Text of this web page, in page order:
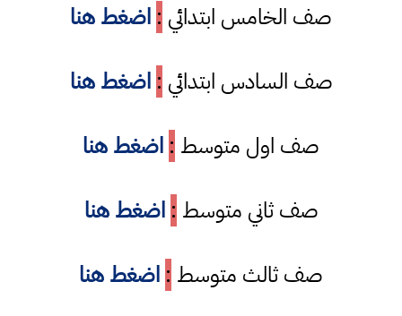
صف الخامس ابتدائي : اضغط هنا
صف السادس ابتدائي : اضغط هنا
صف اول متوسط : اضغط هنا
صف ثاني متوسط : اضغط هنا
صف ثالث متوسط : اضغط هنا